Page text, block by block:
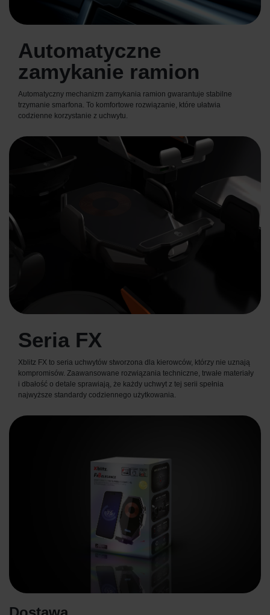
Automatyczne
zamykanie ramion
Automatyczny mechanizm zamykania ramion gwarantuje stabilne
trzymanie smarfona. To komfortowe rozwiązanie, które ułatwia
codzienne korzystanie z uchwytu.
Seria FX
Xblitz FX to seria uchwytów stworzona dla kierowców, którzy nie uznają
kompromisów. Zaawansowane rozwiązania techniczne, trwałe materiały
i dbałość o detale sprawiają, że każdy uchwyt z tej serii spełnia
najwyższe standardy codziennego użytkowania.